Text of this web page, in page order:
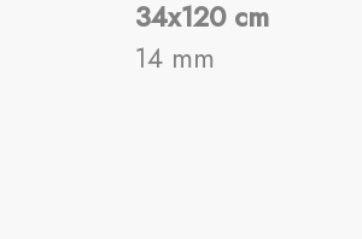
34x120 cm
14 mm